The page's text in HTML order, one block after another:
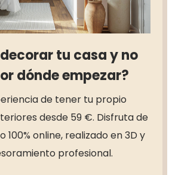
tu casa y no
dónde empezar?
de tener tu propio
desde 59 €. Disfruta de
100% online, realizado en 3D y
profesional.